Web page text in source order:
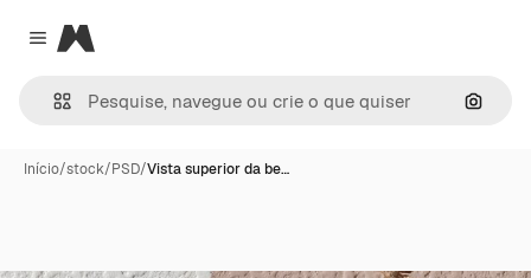
Close menu
Magnific
Início/stock/PSD/Vista superior da be…